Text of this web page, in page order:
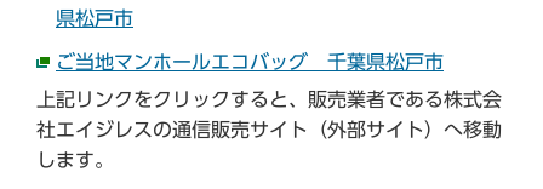
県松戸市
ご当地マンホールエコバッグ 千葉県松戸市
上記リンクをクリックすると、販売業者である株式会
社エイジレスの通信販売サイト（外部サイト）へ移動
します。